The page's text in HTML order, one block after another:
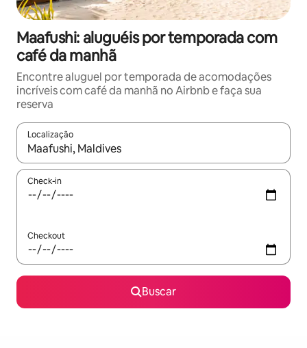
Maafushi: aluguéis por temporada com
café da manhã
Encontre aluguel por temporada de acomodações
incríveis com café da manhã no Airbnb e faça sua
reserva
Localização
Quando os resultados estiverem disponíveis, explore-os
Check-in
Checkout
Buscar